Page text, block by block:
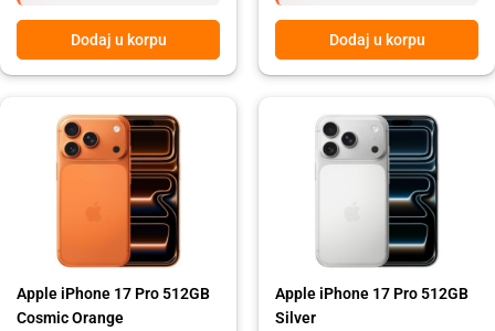
Dodaj u korpu Dodaj u korpu
Apple iPhone 17 Pro 512GB
Cosmic Orange
Apple iPhone 17 Pro 512GB
Silver